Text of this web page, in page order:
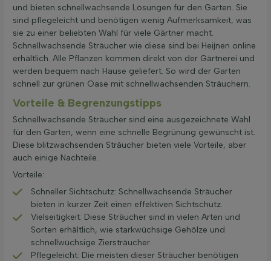
und bieten schnellwachsende Lösungen für den Garten. Sie
sind pflegeleicht und benötigen wenig Aufmerksamkeit, was
sie zu einer beliebten Wahl für viele Gärtner macht.
Schnellwachsende Sträucher wie diese sind bei Heijnen online
erhältlich. Alle Pflanzen kommen direkt von der Gärtnerei und
werden bequem nach Hause geliefert. So wird der Garten
schnell zur grünen Oase mit schnellwachsenden Sträuchern.
Vorteile & Begrenzungstipps
Schnellwachsende Sträucher sind eine ausgezeichnete Wahl
für den Garten, wenn eine schnelle Begrünung gewünscht ist.
Diese blitzwachsenden Sträucher bieten viele Vorteile, aber
auch einige Nachteile.
Vorteile:
Schneller Sichtschutz: Schnellwachsende Sträucher
bieten in kurzer Zeit einen effektiven Sichtschutz.
Vielseitigkeit: Diese Sträucher sind in vielen Arten und
Sorten erhältlich, wie starkwüchsige Gehölze und
schnellwüchsige Ziersträucher.
Pflegeleicht: Die meisten dieser Sträucher benötigen